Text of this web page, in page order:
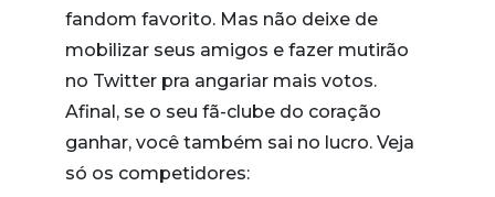
fandom favorito. Mas não deixe de
mobilizar seus amigos e fazer mutirão
no Twitter pra angariar mais votos.
Afinal, se o seu fã-clube do coração
ganhar, você também sai no lucro. Veja
só os competidores: